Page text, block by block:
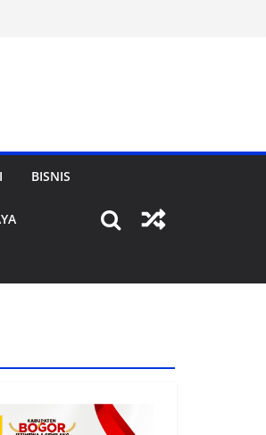
BISNIS